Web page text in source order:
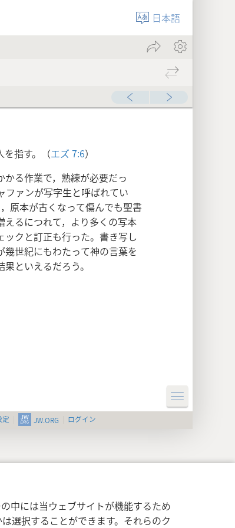
中には当ウェブサイトが機能するため
選択することができます。それらのク
日本語
指す。（エズ 7:6）
る作業で，熟練が必要だっ
ファンが写字生と呼ばれてい
原本が古くなって傷んでも聖書
るにつれて，より多くの写本
クと訂正も行った。書き写し
世紀にもわたって神の言葉を
といえるだろう。
定 JW.ORG ログイン